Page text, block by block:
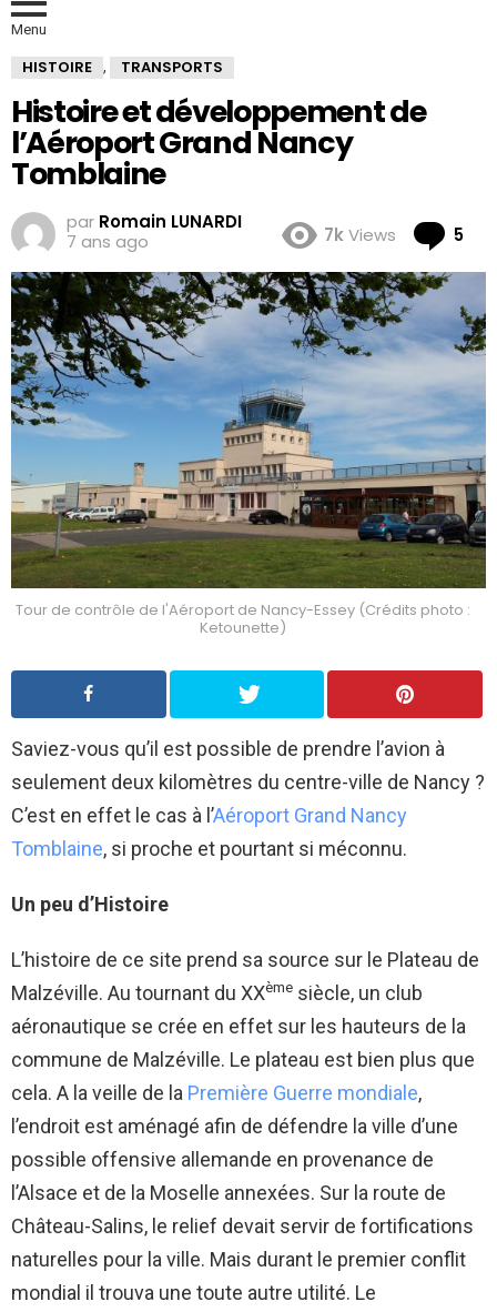
Menu
HISTOIRE , TRANSPORTS
Histoire et développement de
l’Aéroport Grand Nancy
Tomblaine
par Romain LUNARDI
7 ans ago
7kViews 5
Tour de contrôle de l'Aéroport de Nancy-Essey (Crédits photo :
Ketounette)
Saviez-vous qu’il est possible de prendre l’avion à
seulement deux kilomètres du centre-ville de Nancy ?
C’est en effet le cas à l’Aéroport Grand Nancy
Tomblaine, si proche et pourtant si méconnu.
Un peu d’Histoire
L’histoire de ce site prend sa source sur le Plateau de
Malzéville. Au tournant du XXème siècle, un club
aéronautique se crée en effet sur les hauteurs de la
commune de Malzéville. Le plateau est bien plus que
cela. A la veille de la Première Guerre mondiale,
l’endroit est aménagé afin de défendre la ville d’une
possible offensive allemande en provenance de
l’Alsace et de la Moselle annexées. Sur la route de
Château-Salins, le relief devait servir de fortifications
naturelles pour la ville. Mais durant le premier conflit
mondial il trouva une toute autre utilité. Le